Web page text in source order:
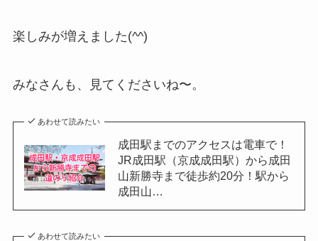
楽しみが増えました(^^)
みなさんも、見てくださいね〜。
あわせて読みたい
成田駅までのアクセスは電車で！
JR成田駅（京成成田駅）から成田
山新勝寺まで徒歩約20分！駅から
成田山…
あわせて読みたい